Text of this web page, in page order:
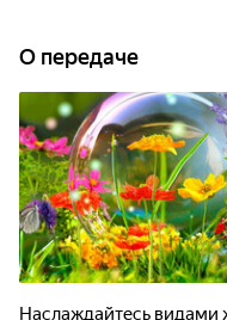
О передаче
Наслаждайтесь видами